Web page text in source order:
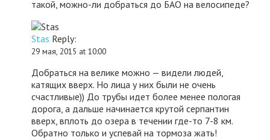
такой, можно-ли добраться до БАО на велосипеде?
Stas Reply:
29 мая, 2015 at 10:00
Добраться на велике можно — видели людей,
катящих вверх. Но лица у них были не очень
счастливые)) До трубы идет более менее пологая
дорога, а дальше начинается крутой серпантин
вверх, вплоть до озера в течении где-то 7-8 км.
Обратно только и успевай на тормоза жать!